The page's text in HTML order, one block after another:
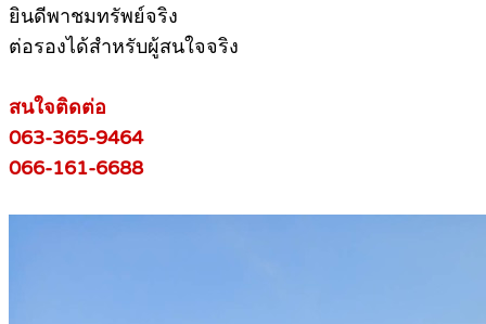
ยินดีพาชมทรัพย์จริง
ต่อรองได้สำหรับผู้สนใจจริง
สนใจติดต่อ
063-365-9464
066-161-6688